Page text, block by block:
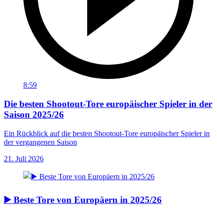
8:59
Die besten Shootout-Tore europäischer Spieler in der
Saison 2025/26
Ein Rückblick auf die besten Shootout-Tore europäischer Spieler in
der vergangenen Saison
21. Juli 2026
▶️ Beste Tore von Europäern in 2025/26